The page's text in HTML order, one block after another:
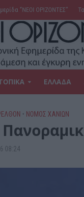
‘’ΝΕΟΙ ΟΡΙΖΟΝΤΕΣ’’
ΕΛΛΑΔΑ
• ΝΟΜΌΣ ΧΑΝΊΩΝ
08:24